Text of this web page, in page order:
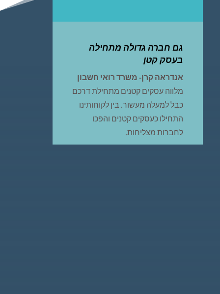
גם חברה גדולה מתחילה
בעסק קטן
אנדראה קרן- משרד רואי חשבון
מלווה עסקים קטנים מתחילת דרכם
כבל למעלה מעשור. בין לקוחותינו
התחילו כעסקים קטנים והפכו
לחברות מצליחות.